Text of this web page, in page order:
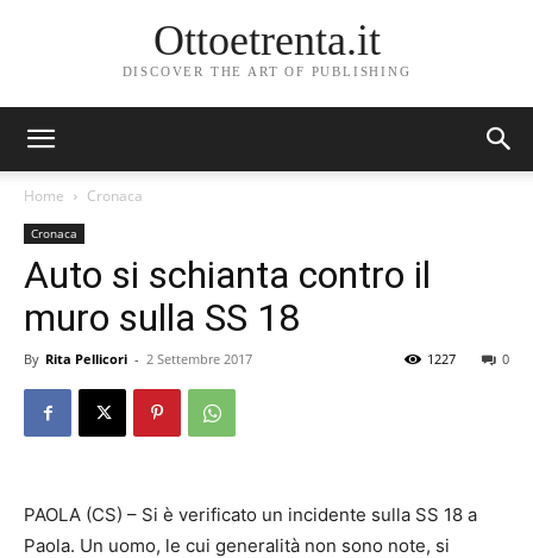
Ottoetrenta.it
DISCOVER THE ART OF PUBLISHING
Home Cronaca
Cronaca
Auto si schianta contro il
muro sulla SS 18
By Rita Pellicori - 2 Settembre 2017 0
1227
PAOLA (CS) – Si è verificato un incidente sulla SS 18 a
Paola. Un uomo, le cui generalità non sono note, si